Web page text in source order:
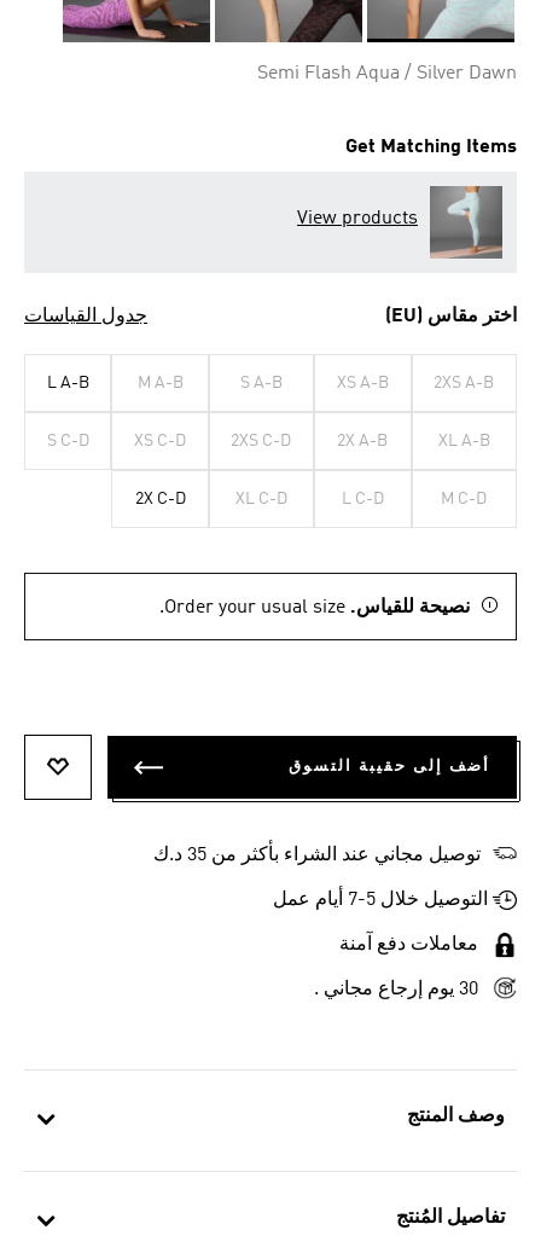
وصف المنتج
تفاصيل المُنتج
Semi Flash Aqua / Silver Dawn
Get Matching Items
View products
اختر مقاس (EU) جدول القياسات
2XS A-B
XS A-B
S A-B
M A-B
L A-B
XL A-B
2X A-B
2XS C-D
XS C-D
S C-D
M C-D
L C-D
XL C-D
2X C-D
نصيحة للقياس. Order your usual size.
أضف إلى حقيبة التسوق
توصيل مجاني عند الشراء بأكثر من 35 د.ك
التوصيل خلال 5-7 أيام عمل
معاملات دفع آمنة